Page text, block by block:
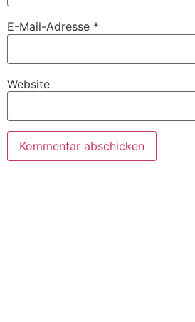
E-Mail-Adresse *
Website